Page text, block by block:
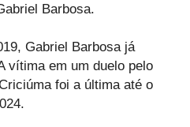
Barbosa.
Gabriel Barbosa já
vítima em um duelo pelo
foi a última até o